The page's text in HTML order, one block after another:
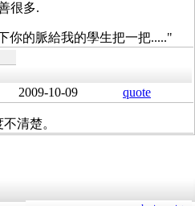
很多.
你的脈給我的學生把一把....."
2009-10-09 quote
清楚。